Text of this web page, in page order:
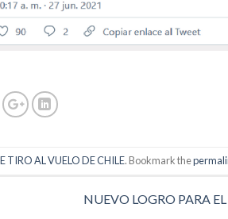
TIRO AL VUELO DE CHILE. Bookmark the
NUEVO LOGRO PARA